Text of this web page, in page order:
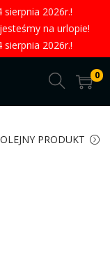
2026r.!
na urlopie!
2026r.!
0
PRODUKT